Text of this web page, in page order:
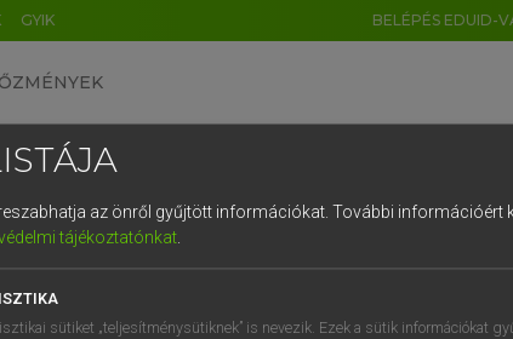
GYIK BELÉPÉS EDUID-
szótár
az önről gyűjtött információkat. További információért
tájékoztatónkat.
sütiket „teljesítménysütiknek” is nevezik. Ezek a sütik információkat
CN FR ES IT NL
1 2 3 4 5 6 7 8 9
q w e r t z u i